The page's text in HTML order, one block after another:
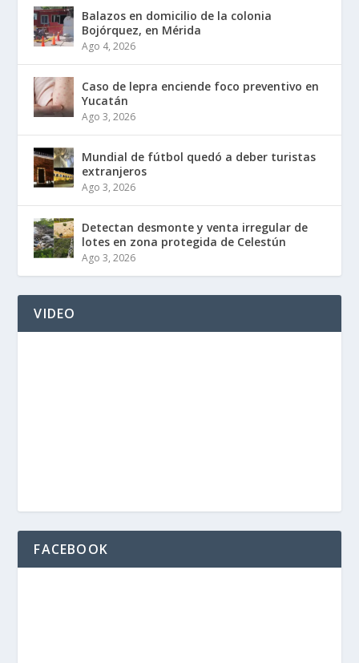
Balazos en domicilio de la colonia
Bojórquez, en Mérida
Ago 4, 2026
Caso de lepra enciende foco preventivo en
Yucatán
Ago 3, 2026
Mundial de fútbol quedó a deber turistas
extranjeros
Ago 3, 2026
Detectan desmonte y venta irregular de
lotes en zona protegida de Celestún
Ago 3, 2026
VIDEO
FACEBOOK